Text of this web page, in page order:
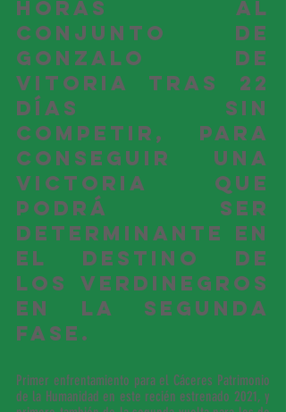
horas al
conjunto de
Gonzalo de
Vitoria tras 22
días sin
competir, para
conseguir una
victoria que
podrá ser
determinante en
el destino de
los verdinegros
en la segunda
fase.
Primer enfrentamiento para el Cáceres Patrimonio
de la Humanidad en este recién estrenado 2021, y